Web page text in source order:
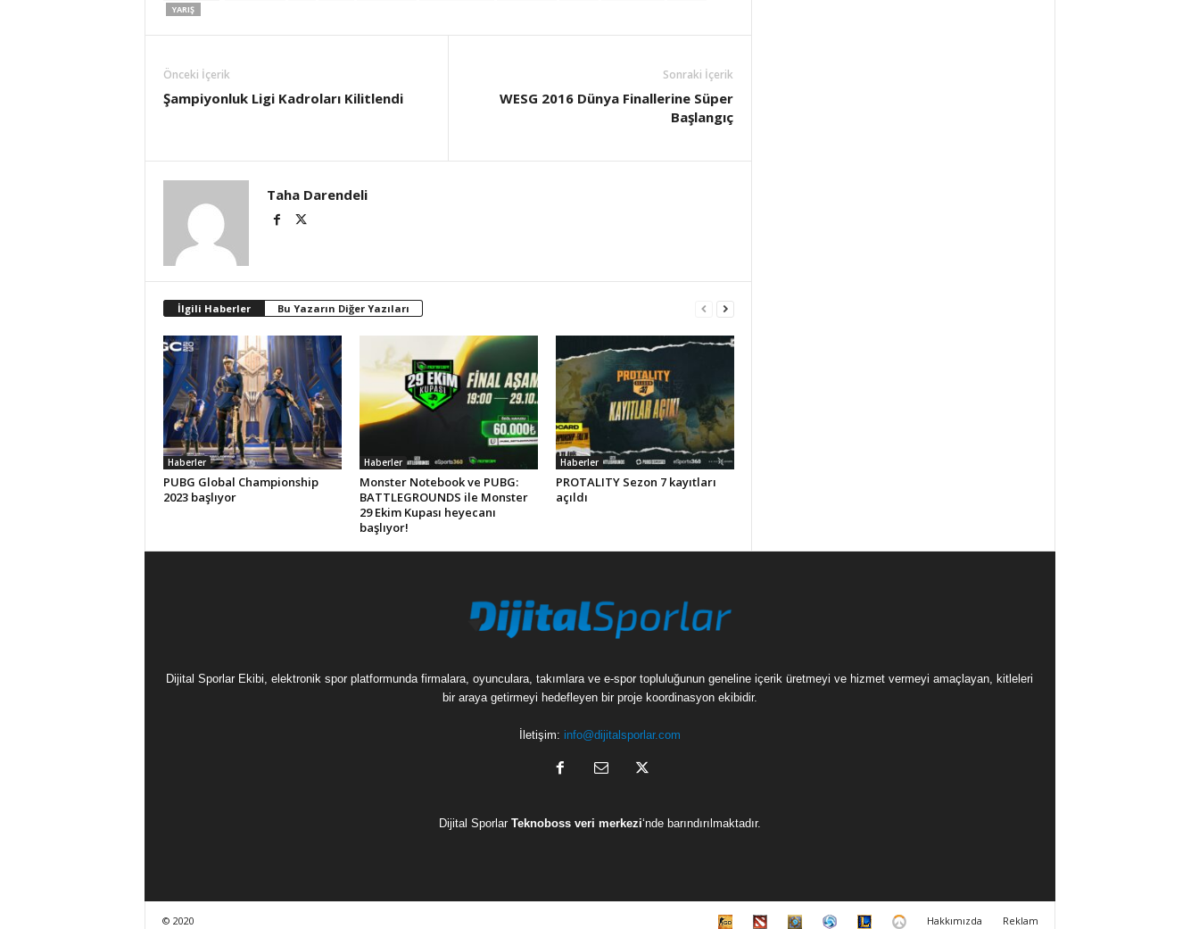
YARIŞ
Önceki İçerik
Şampiyonluk Ligi Kadroları Kilitlendi
Sonraki İçerik
WESG 2016 Dünya Finallerine Süper
Başlangıç
Taha Darendeli
İlgili Haberler Bu Yazarın Diğer Yazıları
Haberler
PUBG Global Championship
2023 başlıyor
Haberler
Monster Notebook ve PUBG:
BATTLEGROUNDS ile Monster
29 Ekim Kupası heyecanı
başlıyor!
Haberler
PROTALITY Sezon 7 kayıtları
açıldı
Dijital Sporlar Ekibi, elektronik spor platformunda firmalara, oyunculara, takımlara ve e-spor topluluğunun geneline içerik üretmeyi ve hizmet vermeyi amaçlayan, kitleleri
bir araya getirmeyi hedefleyen bir proje koordinasyon ekibidir.
İletişim: info@dijitalsporlar.com
Dijital Sporlar Teknoboss veri merkezi‘nde barındırılmaktadır.
C D H H L O Hakkımızda Reklam
© 2020